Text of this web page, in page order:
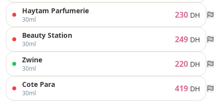
Haytam Parfumerie
30ml 230 DH
Beauty Station
30ml 249 DH
Zwine
30ml 220 DH
Cote Para
30ml 419 DH